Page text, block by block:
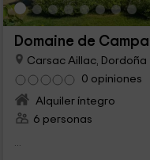
Domaine de
Carsac Aillac, Dordoña
0 opiniones
Alquiler íntegro
6 personas
...